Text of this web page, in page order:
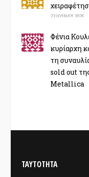
22 ΙΟΥΛΊΟΥ 2025
Φένια
κυρίαρχη
τη
sold out
Metallica
ΤΑΥΤΟΤΗΤΑ